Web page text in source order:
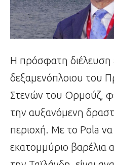
Η πρόσφατη διέλευση
δεξαμενόπλοιου του
Στενών του Ορμούζ,
την αυξανόμενη
περιοχή. Με το Pola
εκατομμύριο βαρέλια